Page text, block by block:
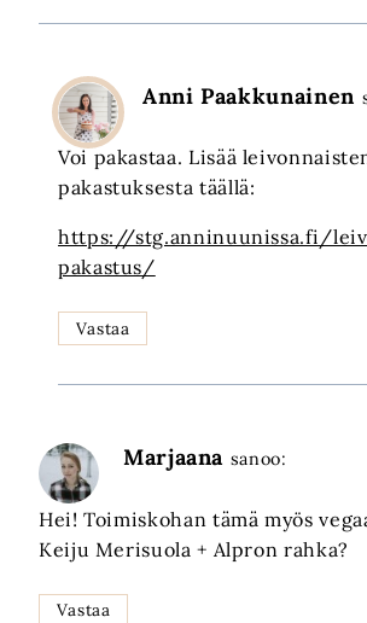
Anni Paakkunainen
Voi pakastaa. Lisää
pakastuksesta täällä:
https://stg.anninuunissa.fi/
pakastus/
Vastaa
Marjaana sanoo:
Hei! Toimiskohan tämä myös
Keiju Merisuola + Alpron rahka?
Vastaa